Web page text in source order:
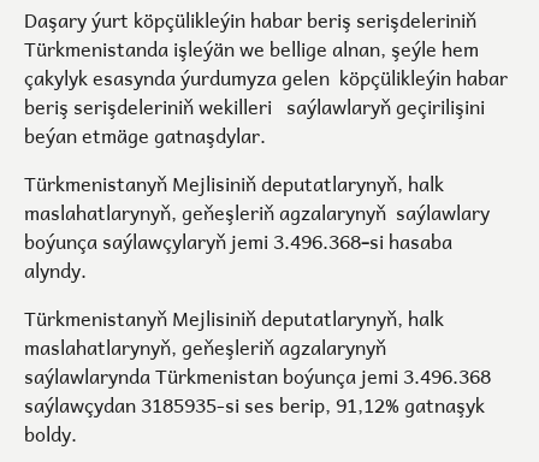
Daşary ýurt köpçülikleýin habar beriş serişdeleriniň
Türkmenistanda işleýän we bellige alnan, şeýle hem
çakylyk esasynda ýurdumyza gelen köpçülikleýin habar
beriş serişdeleriniň wekilleri saýlawlaryň geçirilişini
beýan etmäge gatnaşdylar.
Türkmenistanyň Mejlisiniň deputatlarynyň, halk
maslahatlarynyň, geňeşleriň agzalarynyň saýlawlary
boýunça saýlawçylaryň jemi 3.496.368-si hasaba
alyndy.
Türkmenistanyň Mejlisiniň deputatlarynyň, halk
maslahatlarynyň, geňeşleriň agzalarynyň
saýlawlarynda Türkmenistan boýunça jemi 3.496.368
saýlawçydan 3185935-si ses berip, 91,12% gatnaşyk
boldy.